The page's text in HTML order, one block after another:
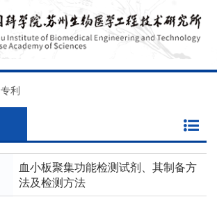
专利
血小板聚集功能检测试剂、其制备方
法及检测方法